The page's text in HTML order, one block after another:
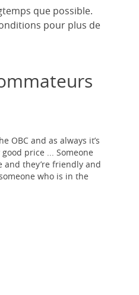
que possible.
pour plus de
OBC and as always it’s
price ... Someone
and they’re friendly and
who is in the